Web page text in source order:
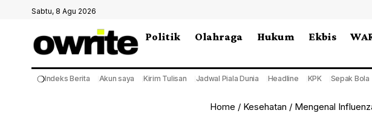
Sabtu, 8 Agu 2026
Politik Olahraga Hukum Ekbis
❍Indeks Berita Akun saya Kirim Tulisan Jadwal Piala Dunia Headline KPK Sepak Bola
Home / Kesehatan / Mengenal